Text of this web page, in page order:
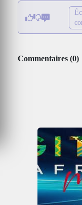
Commentaires (0)